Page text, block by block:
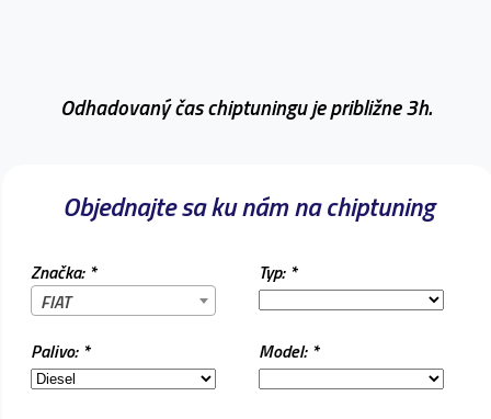
Odhadovaný čas chiptuningu je približne 3h.
Objednajte sa ku nám na chiptuning
Značka: *
FIAT
Typ: *
Palivo: * Model: *